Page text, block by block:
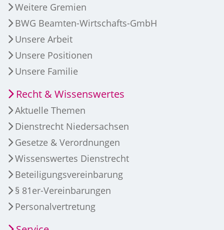
Weitere Gremien
BWG Beamten-Wirtschafts-GmbH
Unsere Arbeit
Unsere Positionen
Unsere Familie
Recht & Wissenswertes
Aktuelle Themen
Dienstrecht Niedersachsen
Gesetze & Verordnungen
Wissenswertes Dienstrecht
Beteiligungsvereinbarung
§ 81er-Vereinbarungen
Personalvertretung